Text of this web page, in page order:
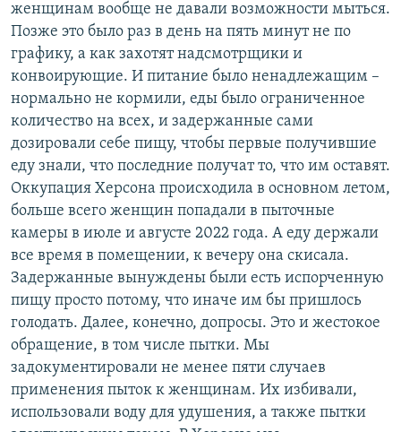
женщинам вообще не давали возможности мыться.
Позже это было раз в день на пять минут не по
графику, а как захотят надсмотрщики и
конвоирующие. И питание было ненадлежащим –
нормально не кормили, еды было ограниченное
количество на всех, и задержанные сами
дозировали себе пищу, чтобы первые получившие
еду знали, что последние получат то, что им оставят.
Оккупация Херсона происходила в основном летом,
больше всего женщин попадали в пыточные
камеры в июле и августе 2022 года. А еду держали
все время в помещении, к вечеру она скисала.
Задержанные вынуждены были есть испорченную
пищу просто потому, что иначе им бы пришлось
голодать. Далее, конечно, допросы. Это и жестокое
обращение, в том числе пытки. Мы
задокументировали не менее пяти случаев
применения пыток к женщинам. Их избивали,
использовали воду для удушения, а также пытки